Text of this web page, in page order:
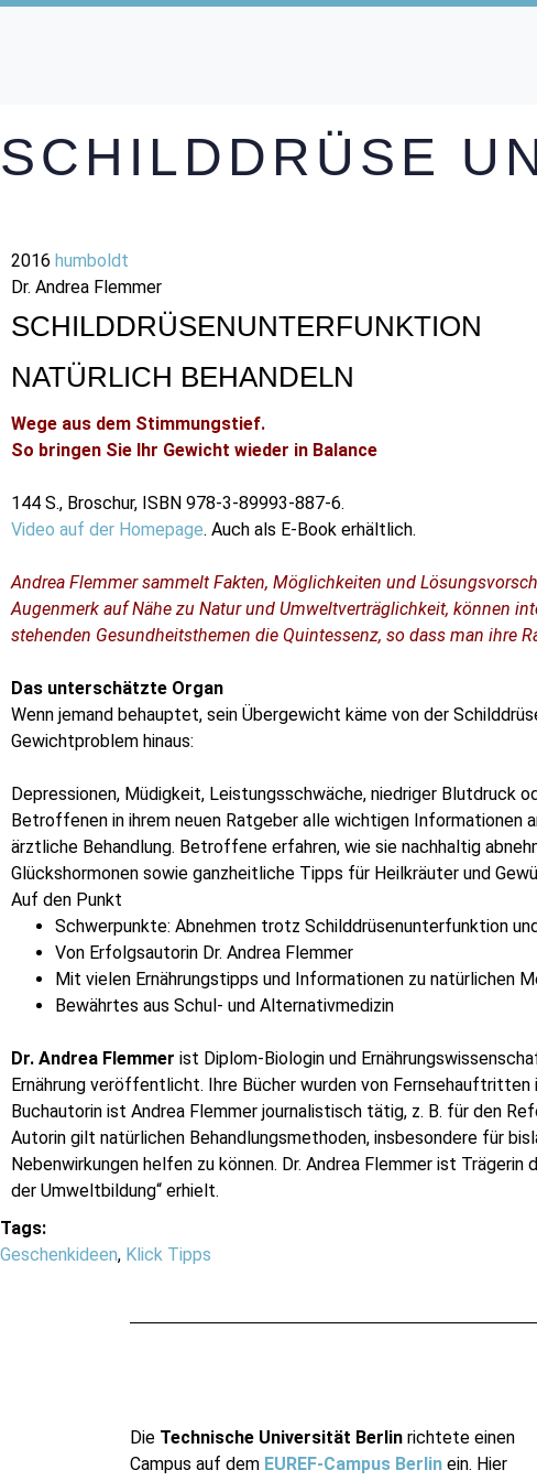
SCHILDDRÜSE
2016 humboldt
Dr. Andrea Flemmer
SCHILDDRÜSENUNTERFUNKTION
NATÜRLICH BEHANDELN
Wege aus dem Stimmungstief.
So bringen Sie Ihr Gewicht wieder in Balance
144 S., Broschur, ISBN 978-3-89993-887-6.
Video auf der Homepage. Auch als E-Book erhältlich.
Andrea Flemmer sammelt Fakten, Möglichkeiten und
Augenmerk auf Nähe zu Natur und Umweltverträglichkeit, können
stehenden Gesundheitsthemen die Quintessenz, so dass man ihre
Das unterschätzte Organ
Wenn jemand behauptet, sein Übergewicht käme von der
Gewichtproblem hinaus:
Depressionen, Müdigkeit, Leistungsschwäche, niedriger Blutdruck
Betroffenen in ihrem neuen Ratgeber alle wichtigen Informationen
ärztliche Behandlung. Betroffene erfahren, wie sie nachhaltig
Glückshormonen sowie ganzheitliche Tipps für Heilkräuter und
Auf den Punkt
Schwerpunkte: Abnehmen trotz Schilddrüsenunterfunktion
Von Erfolgsautorin Dr. Andrea Flemmer
Mit vielen Ernährungstipps und Informationen zu natürlichen
Bewährtes aus Schul- und Alternativmedizin
Dr. Andrea Flemmer ist Diplom-Biologin und
Ernährung veröffentlicht. Ihre Bücher wurden von
Buchautorin ist Andrea Flemmer journalistisch tätig, z. B. für den
Autorin gilt natürlichen Behandlungsmethoden, insbesondere für
Nebenwirkungen helfen zu können. Dr. Andrea Flemmer ist
der Umweltbildung“ erhielt.
Tags:
Geschenkideen, Klick Tipps
Die Technische Universität Berlinrichtete einen
Campus auf dem EUREF-Campus Berlinein. Hier